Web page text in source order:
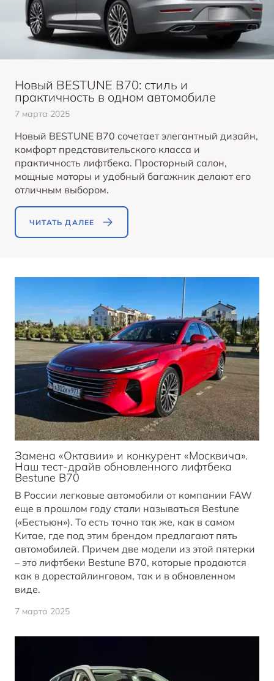
B70
ОТ 2 294 000 ₽*
T77
ПОЛУЧИТЬ ПРЕДЛОЖЕНИЕ
Акции и спецпредложения
Заказать звонок от дилера
Корпоративные продажи
КРЕДИТ И СТРАХОВАНИЕ
Кредитные программы
ЗАПИСАТЬСЯ НА СЕРВИС
Клиентская поддержка
BESTUNE В СОЦСЕТЯХ
СМИ о нас
Правовая информация
BESTUNE В СОЦСЕТЯХ
BESTUNE в VK
BESTUNE в OK
BESTUNE в Телеграм
Новый BESTUNE B70: стиль и
практичность в одном автомобиле
7 марта 2025
Новый BESTUNE B70 сочетает элегантный дизайн,
комфорт представительского класса и
практичность лифтбека. Просторный салон,
мощные моторы и удобный багажник делают его
отличным выбором.
ЧИТАТЬ ДАЛЕЕ
Замена «Октавии» и конкурент «Москвича».
Наш тест-драйв обновленного лифтбека
Bestune B70
В России легковые автомобили от компании FAW
еще в прошлом году стали называться Bestune
(«Бестьюн»). То есть точно так же, как в самом
Китае, где под этим брендом предлагают пять
автомобилей. Причем две модели из этой пятерки
– это лифтбеки Bestune B70, которые продаются
как в дорестайлинговом, так и в обновленном
виде.
7 марта 2025